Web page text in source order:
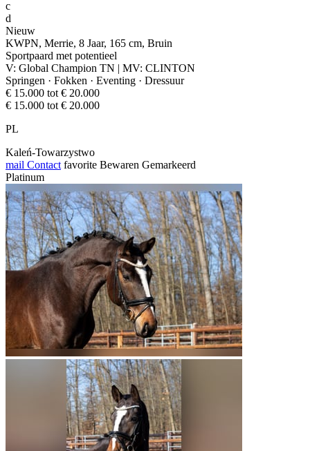
c
d
Nieuw
KWPN, Merrie, 8 Jaar, 165 cm, Bruin
Sportpaard met potentieel
V: Global Champion TN | MV: CLINTON
Springen · Fokken · Eventing · Dressuur
€ 15.000 tot € 20.000
€ 15.000 tot € 20.000
PL
Kaleń-Towarzystwo
mail Contact favorite Bewaren Gemarkeerd
Platinum